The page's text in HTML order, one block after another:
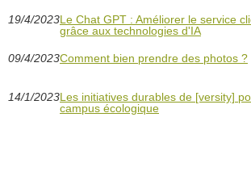
19/4/2023Le Chat GPT : Améliorer le service
grâce aux technologies d'IA
09/4/2023Comment bien prendre des photos ?
14/1/2023Les initiatives durables de [versity]
campus écologique